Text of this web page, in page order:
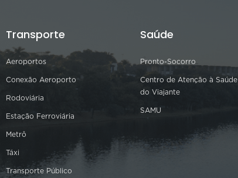
Transporte
Aeroportos
Conexão Aeroporto
Rodoviária
Estação Ferroviária
Metrô
Táxi
Transporte Público
Saúde
Pronto-Socorro
Centro de Atenção à Saúde
do Viajante
SAMU